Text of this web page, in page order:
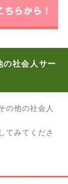
の社会人サー
の他の社会人
てみてくださ